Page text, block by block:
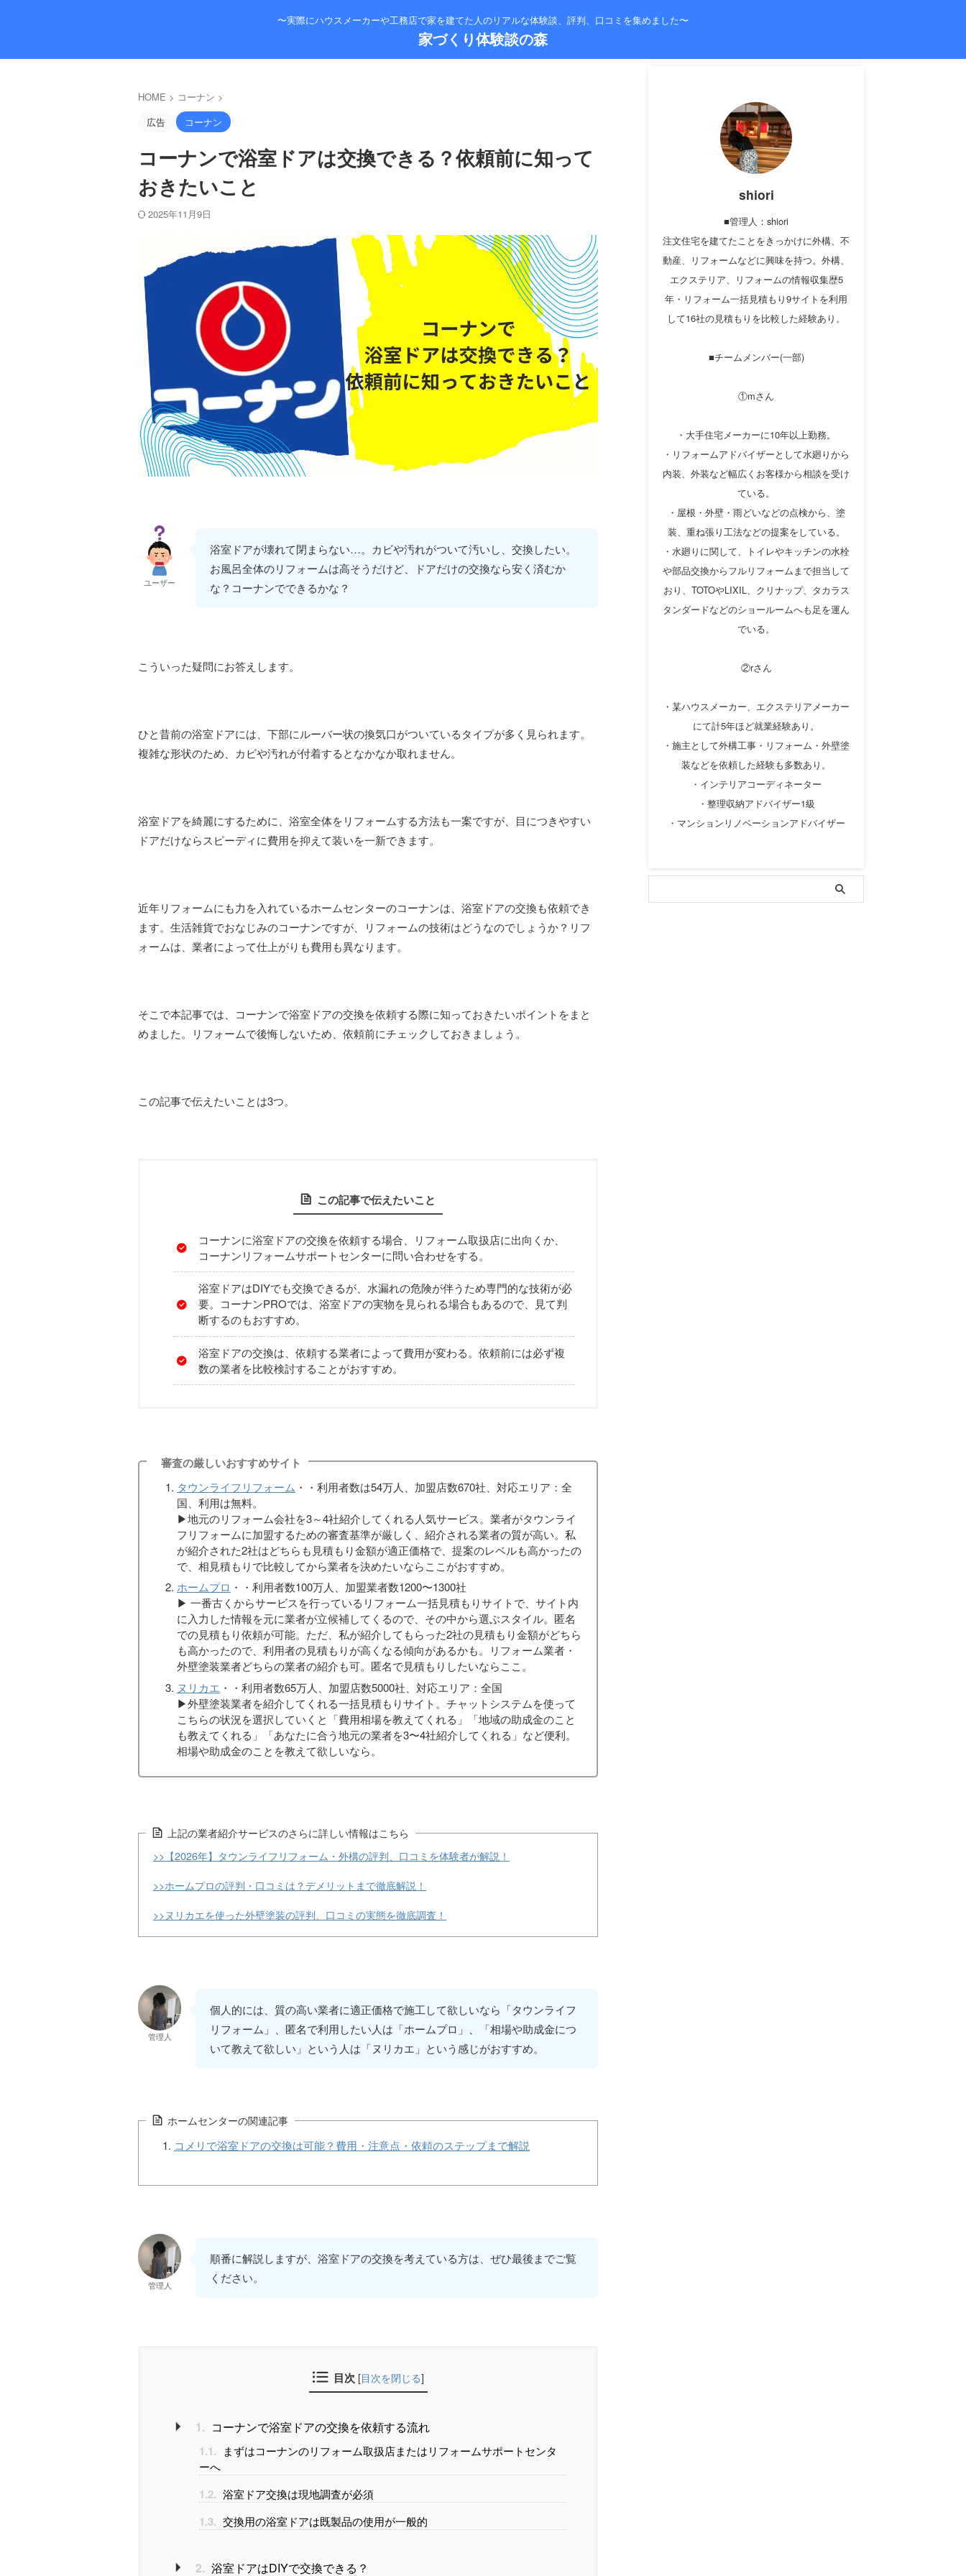
〜実際にハウスメーカーや工務店で家を建てた人のリアルな体験談、評判、口コミを集めました〜
家づくり体験談の森
HOME > コーナン >
広告
コーナン
コーナンで浴室ドアは交換できる？依頼前に知って
おきたいこと
2025年11月9日
ユーザー
浴室ドアが壊れて閉まらない…。カビや汚れがついて汚いし、交換したい。
お風呂全体のリフォームは高そうだけど、ドアだけの交換なら安く済むか
な？コーナンでできるかな？
こういった疑問にお答えします。
ひと昔前の浴室ドアには、下部にルーバー状の換気口がついているタイプが多く見られます。
複雑な形状のため、カビや汚れが付着するとなかなか取れません。
浴室ドアを綺麗にするために、浴室全体をリフォームする方法も一案ですが、目につきやすい
ドアだけならスピーディに費用を抑えて装いを一新できます。
近年リフォームにも力を入れているホームセンターのコーナンは、浴室ドアの交換も依頼でき
ます。生活雑貨でおなじみのコーナンですが、リフォームの技術はどうなのでしょうか？リフ
ォームは、業者によって仕上がりも費用も異なります。
そこで本記事では、コーナンで浴室ドアの交換を依頼する際に知っておきたいポイントをまと
めました。リフォームで後悔しないため、依頼前にチェックしておきましょう。
この記事で伝えたいことは3つ。
この記事で伝えたいこと
コーナンに浴室ドアの交換を依頼する場合、リフォーム取扱店に出向くか、
コーナンリフォームサポートセンターに問い合わせをする。
浴室ドアはDIYでも交換できるが、水漏れの危険が伴うため専門的な技術が必
要。コーナンPROでは、浴室ドアの実物を見られる場合もあるので、見て判
断するのもおすすめ。
浴室ドアの交換は、依頼する業者によって費用が変わる。依頼前には必ず複
数の業者を比較検討することがおすすめ。
審査の厳しいおすすめサイト
タウンライフリフォーム ・・利用者数は54万人、加盟店数670社、対応エリア：全
国、利用は無料。
▶︎地元のリフォーム会社を3～4社紹介してくれる人気サービス。業者がタウンライ
フリフォームに加盟するための審査基準が厳しく、紹介される業者の質が高い。私
が紹介された2社はどちらも見積もり金額が適正価格で、提案のレベルも高かったの
で、相見積もりで比較してから業者を決めたいならここがおすすめ。
ホームプロ ・・利用者数100万人、加盟業者数1200〜1300社
▶︎ 一番古くからサービスを行っているリフォーム一括見積もりサイトで、サイト内
に入力した情報を元に業者が立候補してくるので、その中から選ぶスタイル。匿名
での見積もり依頼が可能。ただ、私が紹介してもらった2社の見積もり金額がどちら
も高かったので、利用者の見積もりが高くなる傾向があるかも。リフォーム業者・
外壁塗装業者どちらの業者の紹介も可。匿名で見積もりしたいならここ。
ヌリカエ ・・利用者数65万人、加盟店数5000社、対応エリア：全国
▶︎外壁塗装業者を紹介してくれる一括見積もりサイト。チャットシステムを使って
こちらの状況を選択していくと「費用相場を教えてくれる」「地域の助成金のこと
も教えてくれる」「あなたに合う地元の業者を3〜4社紹介してくれる」など便利。
相場や助成金のことを教えて欲しいなら。
上記の業者紹介サービスのさらに詳しい情報はこちら
>>【2026年】タウンライフリフォーム・外構の評判、口コミを体験者が解説！
>>ホームプロの評判・口コミは？デメリットまで徹底解説！
>>ヌリカエを使った外壁塗装の評判、口コミの実態を徹底調査！
管理人
個人的には、質の高い業者に適正価格で施工して欲しいなら「タウンライフ
リフォーム」、匿名で利用したい人は「ホームプロ」、「相場や助成金につ
いて教えて欲しい」という人は「ヌリカエ」という感じがおすすめ。
ホームセンターの関連記事
コメリで浴室ドアの交換は可能？費用・注意点・依頼のステップまで解説
管理人
順番に解説しますが、浴室ドアの交換を考えている方は、ぜひ最後までご覧
ください。
目次 [目次を閉じる]
1. コーナンで浴室ドアの交換を依頼する流れ
1.1.
まずはコーナンのリフォーム取扱店またはリフォームサポートセンタ
ーへ
1.2. 浴室ドア交換は現地調査が必須
1.3. 交換用の浴室ドアは既製品の使用が一般的
2. 浴室ドアはDIYで交換できる？
shiori
■管理人：shiori
注文住宅を建てたことをきっかけに外構、不
動産、リフォームなどに興味を持つ。外構、
エクステリア、リフォームの情報収集歴5
年・リフォーム一括見積もり9サイトを利用
して16社の見積もりを比較した経験あり。
■チームメンバー(一部)
①mさん
・大手住宅メーカーに10年以上勤務。
・リフォームアドバイザーとして水廻りから
内装、外装など幅広くお客様から相談を受け
ている。
・屋根・外壁・雨どいなどの点検から、塗
装、重ね張り工法などの提案をしている。
・水廻りに関して、トイレやキッチンの水栓
や部品交換からフルリフォームまで担当して
おり、TOTOやLIXIL、クリナップ、タカラス
タンダードなどのショールームへも足を運ん
でいる。
②rさん
・某ハウスメーカー、エクステリアメーカー
にて計5年ほど就業経験あり。
・施主として外構工事・リフォーム・外壁塗
装などを依頼した経験も多数あり。
・インテリアコーディネーター
・整理収納アドバイザー1級
・マンションリノベーションアドバイザー